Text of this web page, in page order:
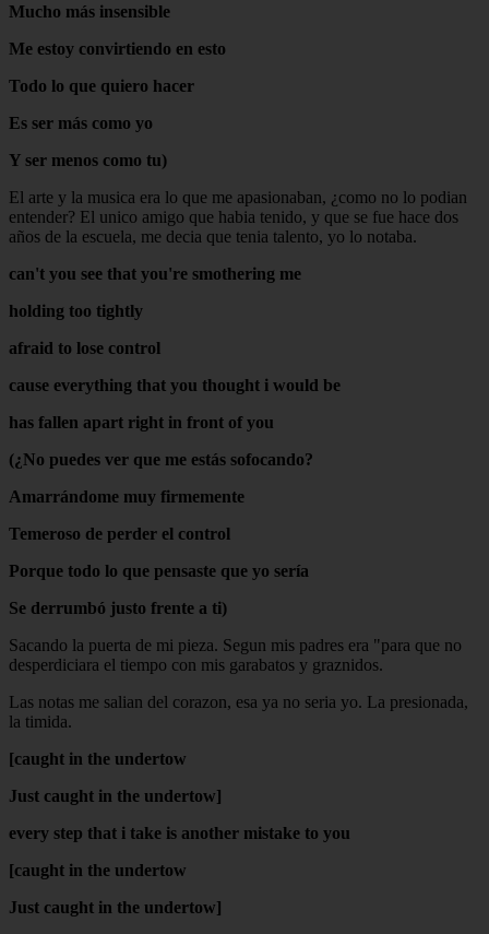
Mucho más insensible
Me estoy convirtiendo en esto
Todo lo que quiero hacer
Es ser más como yo
Y ser menos como tu)
El arte y la musica era lo que me apasionaban, ¿como no lo podian
entender? El unico amigo que habia tenido, y que se fue hace dos
años de la escuela, me decia que tenia talento, yo lo notaba.
can't you see that you're smothering me
holding too tightly
afraid to lose control
cause everything that you thought i would be
has fallen apart right in front of you
(¿No puedes ver que me estás sofocando?
Amarrándome muy firmemente
Temeroso de perder el control
Porque todo lo que pensaste que yo sería
Se derrumbó justo frente a ti)
Sacando la puerta de mi pieza. Segun mis padres era "para que no
desperdiciara el tiempo con mis garabatos y graznidos.
Las notas me salian del corazon, esa ya no seria yo. La presionada,
la timida.
[caught in the undertow
Just caught in the undertow]
every step that i take is another mistake to you
[caught in the undertow
Just caught in the undertow]